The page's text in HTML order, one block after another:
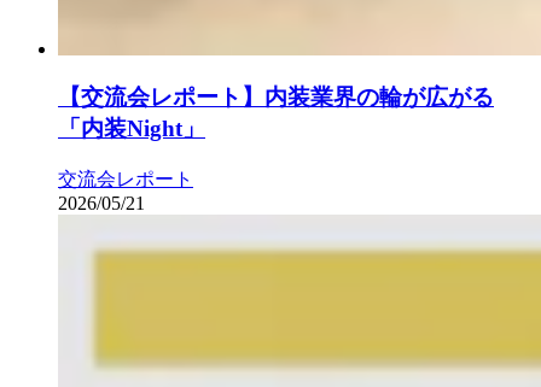
【交流会レポート】内装業界の輪が広がる
「内装Night」
交流会レポート
2026/05/21